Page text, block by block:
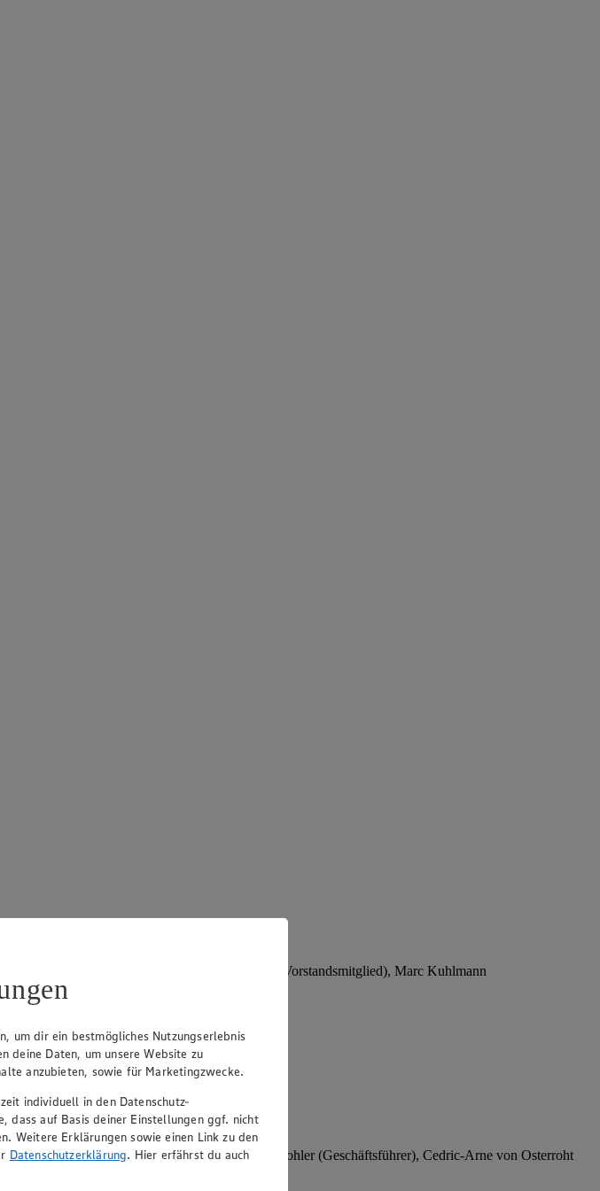
U. Plath (Vorstandsmitglied), Stephan Wohler (Vorstandsmitglied), Marc Kuhlmann
Ulf-U. Plath (Geschäftsführer), Stephan Wohler (Geschäftsführer), Cedric-Arne von Osterroht
um dir ein bestmögliches Nutzungserlebnis
deine Daten, um unsere Website zu
anzubieten, sowie für Marketingzwecke.
individuell in den Datenschutz-
dass auf Basis deiner Einstellungen ggf. nicht
Weitere Erklärungen sowie einen Link zu den
Datenschutzerklärung. Hier erfährst du auch